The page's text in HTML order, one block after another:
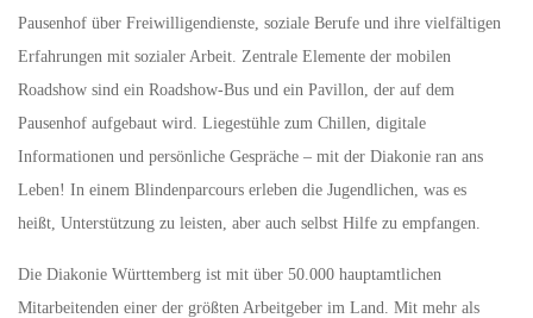
Pausenhof über Freiwilligendienste, soziale Berufe und ihre vielfältigen
Erfahrungen mit sozialer Arbeit. Zentrale Elemente der mobilen
Roadshow sind ein Roadshow-Bus und ein Pavillon, der auf dem
Pausenhof aufgebaut wird. Liegestühle zum Chillen, digitale
Informationen und persönliche Gespräche – mit der Diakonie ran ans
Leben! In einem Blindenparcours erleben die Jugendlichen, was es
heißt, Unterstützung zu leisten, aber auch selbst Hilfe zu empfangen.
Die Diakonie Württemberg ist mit über 50.000 hauptamtlichen
Mitarbeitenden einer der größten Arbeitgeber im Land. Mit mehr als